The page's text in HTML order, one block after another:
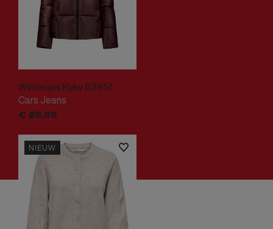
Winterjas Kyky 63957
Cars Jeans
€ 89,99
NIEUW